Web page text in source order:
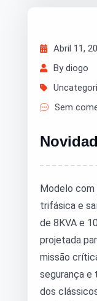
Abril 11,
By diogo
Sem
Modelo
trifásica e
de 8KVA e
projetada
missão
segurança e
dos